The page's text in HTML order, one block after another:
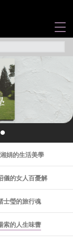
娟的生活美學
儀的女人百憂解
士瑩的旅行魂
索的人生味蕾